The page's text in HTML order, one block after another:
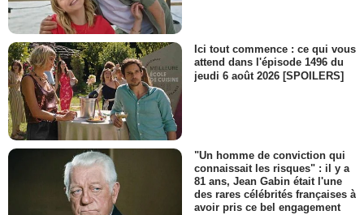
Ici tout commence : ce qui vous
attend dans l'épisode 1496 du
jeudi 6 août 2026 [SPOILERS]
"Un homme de conviction qui
connaissait les risques" : il y a
81 ans, Jean Gabin était l'une
des rares célébrités françaises à
avoir pris ce bel engagement